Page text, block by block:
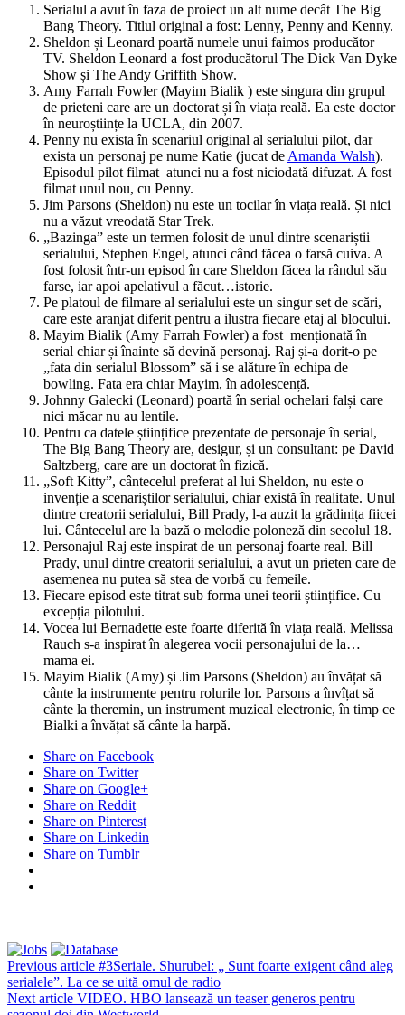
Serialul a avut în faza de proiect un alt nume decât The Big
Bang Theory. Titlul original a fost: Lenny, Penny and Kenny.
Sheldon și Leonard poartă numele unui faimos producător
TV. Sheldon Leonard a fost producătorul The Dick Van Dyke
Show și The Andy Griffith Show.
Amy Farrah Fowler (Mayim Bialik ) este singura din grupul
de prieteni care are un doctorat și în viața reală. Ea este doctor
în neuroștiințe la UCLA, din 2007.
Penny nu exista în scenariul original al serialului pilot, dar
exista un personaj pe nume Katie (jucat de Amanda Walsh).
Episodul pilot filmat atunci nu a fost niciodată difuzat. A fost
filmat unul nou, cu Penny.
Jim Parsons (Sheldon) nu este un tocilar în viața reală. Și nici
nu a văzut vreodată Star Trek.
„Bazinga” este un termen folosit de unul dintre scenariștii
serialului, Stephen Engel, atunci când făcea o farsă cuiva. A
fost folosit într-un episod în care Sheldon făcea la rândul său
farse, iar apoi apelativul a făcut…istorie.
Pe platoul de filmare al serialului este un singur set de scări,
care este aranjat diferit pentru a ilustra fiecare etaj al blocului.
Mayim Bialik (Amy Farrah Fowler) a fost menționată în
serial chiar și înainte să devină personaj. Raj și-a dorit-o pe
„fata din serialul Blossom” să i se alăture în echipa de
bowling. Fata era chiar Mayim, în adolescență.
Johnny Galecki (Leonard) poartă în serial ochelari falși care
nici măcar nu au lentile.
Pentru ca datele științifice prezentate de personaje în serial,
The Big Bang Theory are, desigur, și un consultant: pe David
Saltzberg, care are un doctorat în fizică.
„Soft Kitty”, cântecelul preferat al lui Sheldon, nu este o
invenție a scenariștilor serialului, chiar există în realitate. Unul
dintre creatorii serialului, Bill Prady, l-a auzit la grădinița fiicei
lui. Cântecelul are la bază o melodie poloneză din secolul 18.
Personajul Raj este inspirat de un personaj foarte real. Bill
Prady, unul dintre creatorii serialului, a avut un prieten care de
asemenea nu putea să stea de vorbă cu femeile.
Fiecare episod este titrat sub forma unei teorii științifice. Cu
excepția pilotului.
Vocea lui Bernadette este foarte diferită în viața reală. Melissa
Rauch s-a inspirat în alegerea vocii personajului de la…
mama ei.
Mayim Bialik (Amy) și Jim Parsons (Sheldon) au învățat să
cânte la instrumente pentru rolurile lor. Parsons a învîțat să
cânte la theremin, un instrument muzical electronic, în timp ce
Bialki a învățat să cânte la harpă.
Share on Facebook
Share on Twitter
Share on Google+
Share on Reddit
Share on Pinterest
Share on Linkedin
Share on Tumblr
Previous article #3Seriale. Shurubel: „ Sunt foarte exigent când aleg
serialele”. La ce se uită omul de radio
Next article VIDEO. HBO lansează un teaser generos pentru